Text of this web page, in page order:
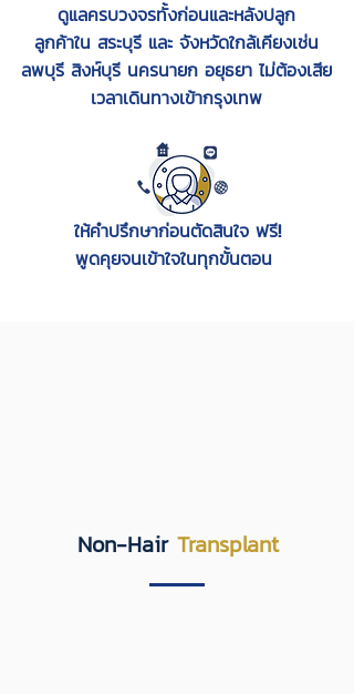
ดูแลครบวงจรทั้งก่อนและหลังปลูก
ลูกค้าใน สระบุรี และ จังหวัดใกล้เคียงเช่น
ลพบุรี สิงห์บุรี นครนายก อยุธยา ไม่ต้องเสีย
เวลาเดินทางเข้ากรุงเทพ
ให้คำปรึกษาก่อนตัดสินใจ ฟรี!
พูดคุยจนเข้าใจในทุกขั้นตอน
Non-Hair Transplant